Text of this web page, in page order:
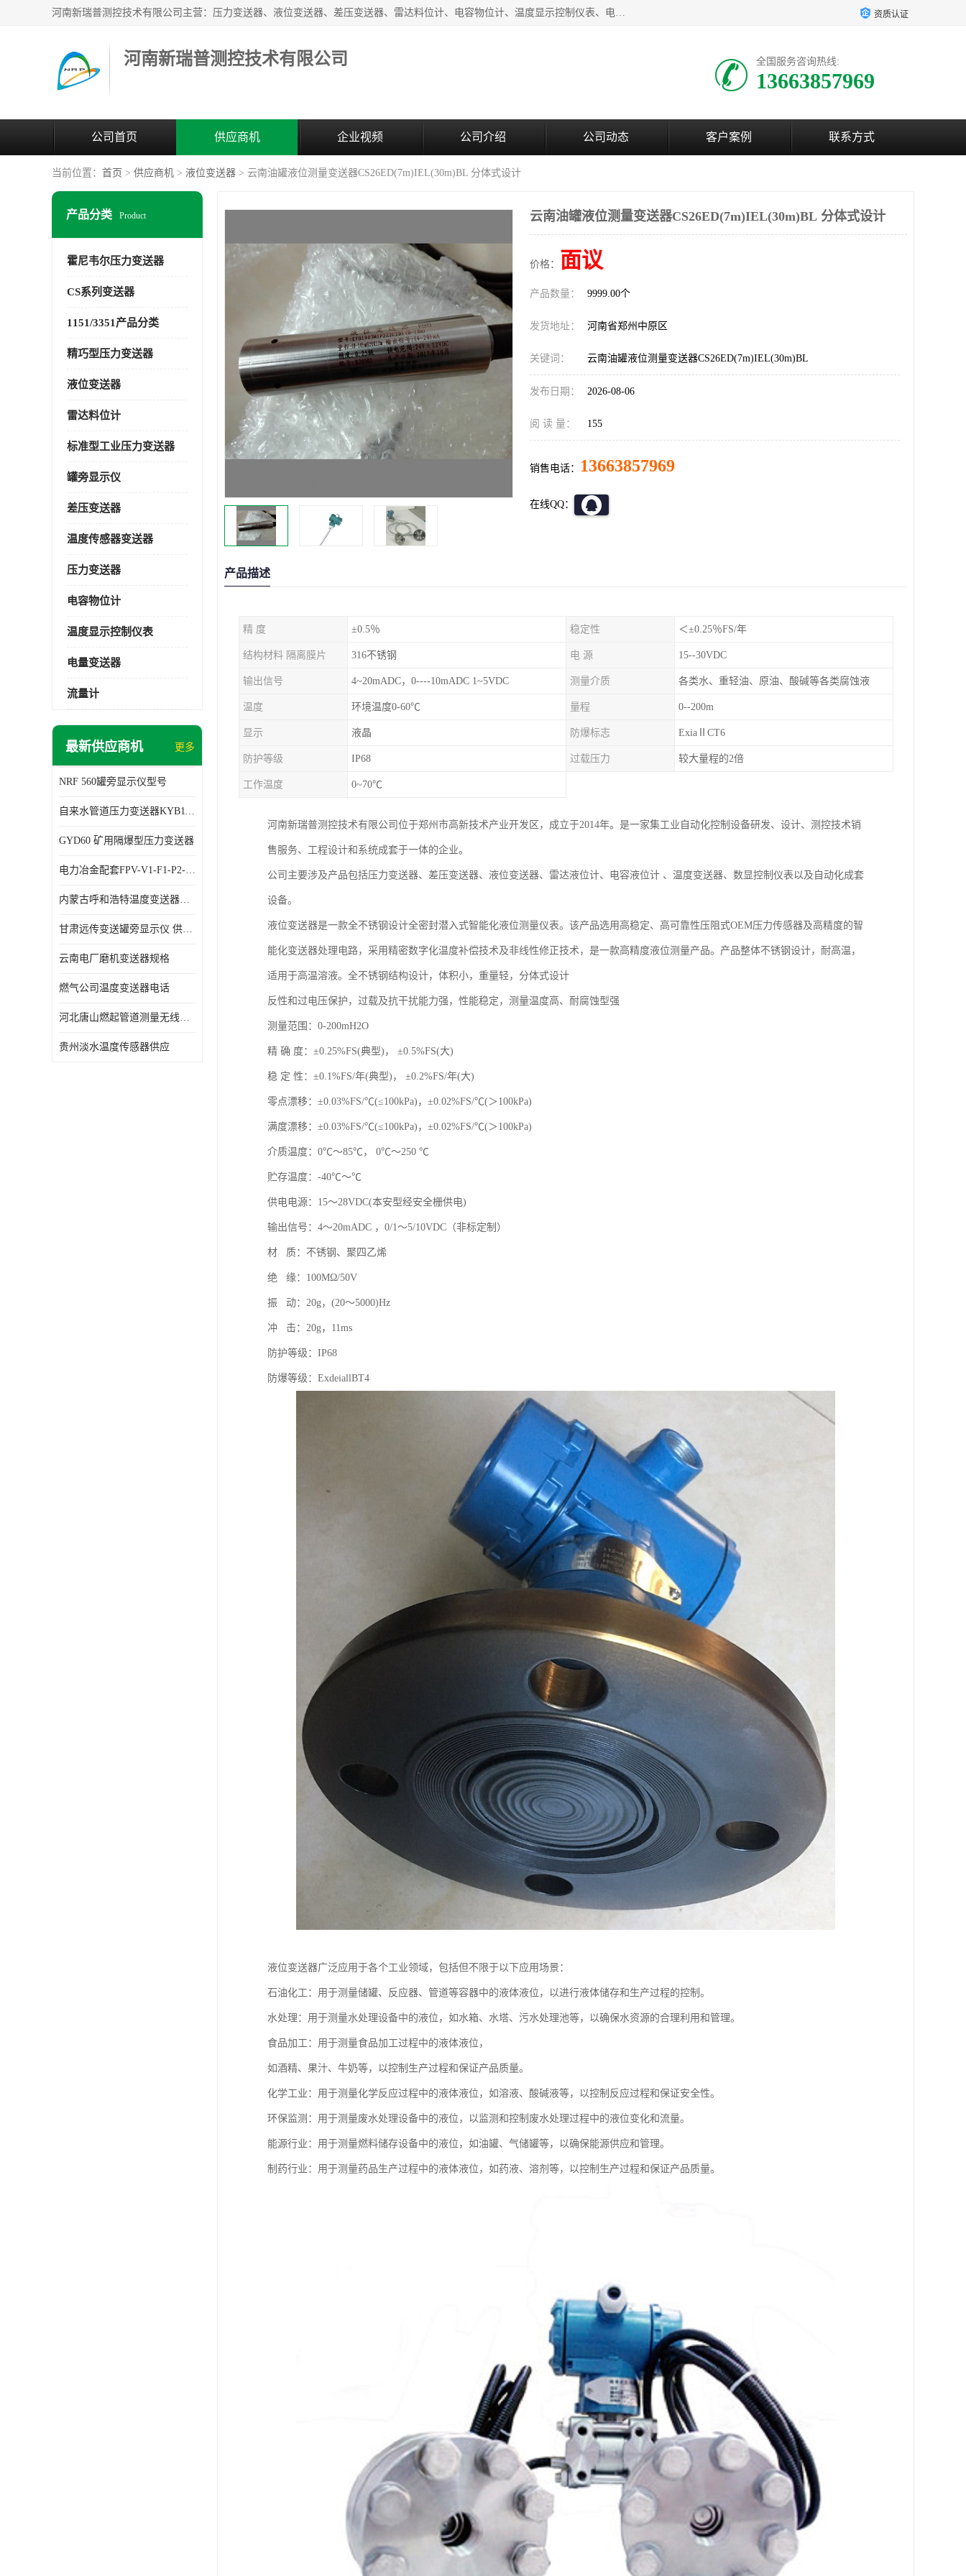
河南新瑞普测控技术有限公司主营：压力变送器、液位变送器、差压变送器、雷达料位计、电容物位计、温度显示控制仪表、电量变送器、流量计、工业自动化系统成套设备。 资质认证
河南新瑞普测控技术有限公司 全国服务咨询热线:
13663857969
公司首页 供应商机 企业视频 公司介绍 公司动态 客户案例 联系方式
当前位置： 首页 > 供应商机 > 液位变送器 > 云南油罐液位测量变送器CS26ED(7m)IEL(30m)BL 分体式设计
产品分类 Product
霍尼韦尔压力变送器
CS系列变送器
1151/3351产品分类
精巧型压力变送器
液位变送器
雷达料位计
标准型工业压力变送器
罐旁显示仪
差压变送器
温度传感器变送器
压力变送器
电容物位计
温度显示控制仪表
电量变送器
流量计
最新供应商机 更多
NRF 560罐旁显示仪型号
自来水管道压力变送器KYB11G03M2型号 使用方便
GYD60 矿用隔爆型压力变送器
电力冶金配套FPV-V1-F1-P2-03电压变送器
内蒙古呼和浩特温度变送器配套罐旁显示仪供应 性能稳定
甘肃远传变送罐旁显示仪 供应及时
云南电厂磨机变送器规格
燃气公司温度变送器电话
河北唐山燃起管道测量无线压力变送器型号 性能稳定
贵州淡水温度传感器供应
云南油罐液位测量变送器CS26ED(7m)IEL(30m)BL 分体式设计
价格： 面议
产品数量： 9999.00个
发货地址： 河南省郑州中原区
关键词： 云南油罐液位测量变送器CS26ED(7m)IEL(30m)BL
发布日期： 2026-08-06
阅 读 量： 155
销售电话： 13663857969
在线QQ：
产品描述
精 度 ±0.5％ 稳定性 ＜±0.25％FS/年
结构材料 隔离膜片 316不锈钢 电 源 15--30VDC
输出信号 4~20mADC，0----10mADC 1~5VDC 测量介质 各类水、重轻油、原油、酸碱等各类腐蚀液
温度 环境温度0-60℃ 量程 0--200m
显示 液晶 防爆标志 ExiaⅡCT6
防护等级 IP68 过载压力 较大量程的2倍
工作温度 0~70℃
河南新瑞普测控技术有限公司位于郑州市高新技术产业开发区，成立于2014年。是一家集工业自动化控制设备研发、设计、测控技术销
售服务、工程设计和系统成套于一体的企业。
公司主要涉及产品包括压力变送器、差压变送器、液位变送器、雷达液位计、电容液位计 、温度变送器、数显控制仪表以及自动化成套
设备。
液位变送器是一款全不锈钢设计全密封潜入式智能化液位测量仪表。该产品选用高稳定、高可靠性压阻式OEM压力传感器及高精度的智
能化变送器处理电路，采用精密数字化温度补偿技术及非线性修正技术，是一款高精度液位测量产品。产品整体不锈钢设计，耐高温，
适用于高温溶液。全不锈钢结构设计，体积小，重量轻，分体式设计
反性和过电压保护，过载及抗干扰能力强，性能稳定，测量温度高、耐腐蚀型强
测量范围：0-200mH2O
精 确 度：±0.25%FS(典型)， ±0.5%FS(大)
稳 定 性：±0.1%FS/年(典型)， ±0.2%FS/年(大)
零点漂移：±0.03%FS/℃(≤100kPa)，±0.02%FS/℃(＞100kPa)
满度漂移：±0.03%FS/℃(≤100kPa)，±0.02%FS/℃(＞100kPa)
介质温度：0℃～85℃， 0℃～250 ℃
贮存温度：-40℃～℃
供电电源：15～28VDC(本安型经安全栅供电)
输出信号：4～20mADC ，0/1～5/10VDC（非标定制）
材 质：不锈钢、聚四乙烯
绝 缘：100MΩ/50V
振 动：20g，(20～5000)Hz
冲 击：20g，11ms
防护等级：IP68
防爆等级：ExdeiallBT4
液位变送器广泛应用于各个工业领域，包括但不限于以下应用场景：
石油化工：用于测量储罐、反应器、管道等容器中的液体液位，以进行液体储存和生产过程的控制。
水处理：用于测量水处理设备中的液位，如水箱、水塔、污水处理池等，以确保水资源的合理利用和管理。
食品加工：用于测量食品加工过程中的液体液位，
如酒精、果汁、牛奶等，以控制生产过程和保证产品质量。
化学工业：用于测量化学反应过程中的液体液位，如溶液、酸碱液等，以控制反应过程和保证安全性。
环保监测：用于测量废水处理设备中的液位，以监测和控制废水处理过程中的液位变化和流量。
能源行业：用于测量燃料储存设备中的液位，如油罐、气储罐等，以确保能源供应和管理。
制药行业：用于测量药品生产过程中的液体液位，如药液、溶剂等，以控制生产过程和保证产品质量。